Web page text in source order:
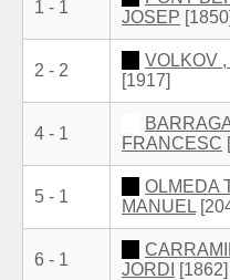
1 - 1
JOSEP [1850]
2 - 2
VOLKOV
[1917]
4 - 1
FRANCESC
5 - 1
OLMEDA
MANUEL
6 - 1
JORDI
[1862]